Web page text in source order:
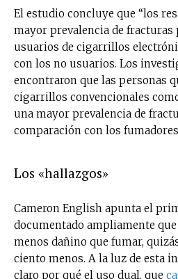
El estudio concluye que “los
mayor prevalencia de
usuarios de cigarrillos
con los no usuarios. Los
encontraron que las personas
cigarrillos convencionales
una mayor prevalencia de
comparación con los
Los «hallazgos»
Cameron English apunta el
documentado ampliamente
menos dañino que fumar,
ciento menos. A la luz de esta
claro por qué el uso dual, que